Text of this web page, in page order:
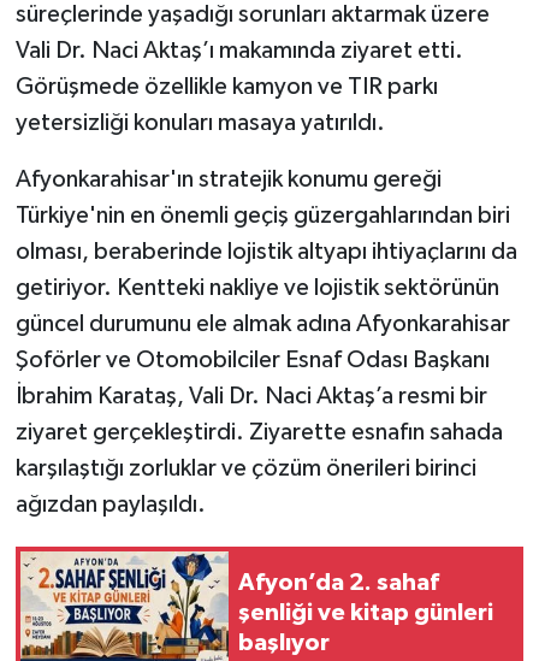
süreçlerinde yaşadığı sorunları aktarmak üzere
Vali Dr. Naci Aktaş’ı makamında ziyaret etti.
Görüşmede özellikle kamyon ve TIR parkı
yetersizliği konuları masaya yatırıldı.
Afyonkarahisar'ın stratejik konumu gereği
Türkiye'nin en önemli geçiş güzergahlarından biri
olması, beraberinde lojistik altyapı ihtiyaçlarını da
getiriyor. Kentteki nakliye ve lojistik sektörünün
güncel durumunu ele almak adına Afyonkarahisar
Şoförler ve Otomobilciler Esnaf Odası Başkanı
İbrahim Karataş, Vali Dr. Naci Aktaş’a resmi bir
ziyaret gerçekleştirdi. Ziyarette esnafın sahada
karşılaştığı zorluklar ve çözüm önerileri birinci
ağızdan paylaşıldı.
Afyon’da 2. sahaf
şenliği ve kitap günleri
başlıyor